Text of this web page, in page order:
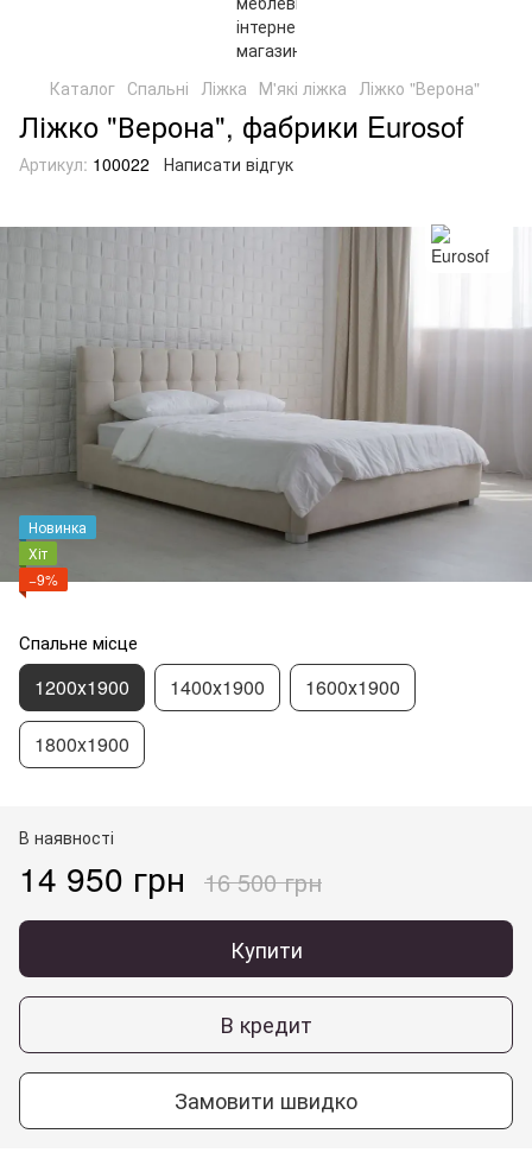
Каталог Спальні Ліжка М'які ліжка Ліжко "Верона"
Ліжко "Верона", фабрики Eurosof
Артикул: 100022 Написати відгук
Новинка
Хіт
−9%
Спальне місце
1200х1900 1400х1900 1600х1900
1800x1900
В наявності
14 950 грн 16 500 грн
Купити
В кредит
Замовити швидко